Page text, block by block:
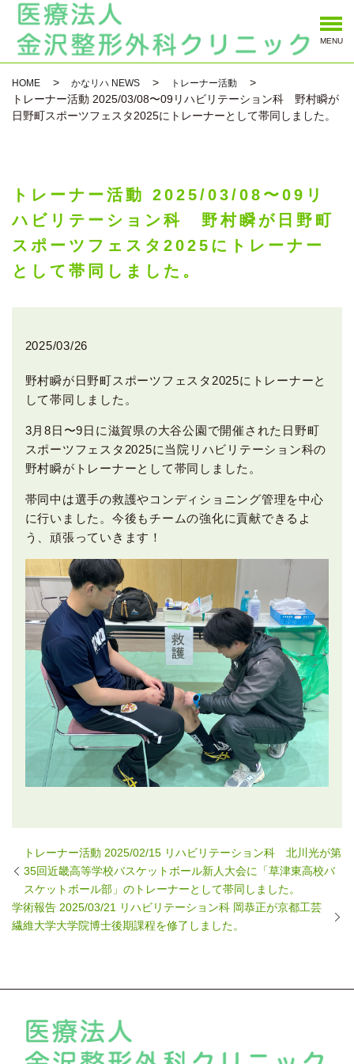
MENU
HOME かなリハ NEWS トレーナー活動
トレーナー活動 2025/03/08〜09リハビリテーション科 野村瞬が
日野町スポーツフェスタ2025にトレーナーとして帯同しました。
トレーナー活動 2025/03/08〜09リ
ハビリテーション科 野村瞬が日野町
スポーツフェスタ2025にトレーナー
として帯同しました。
2025/03/26
野村瞬が日野町スポーツフェスタ2025にトレーナーと
して帯同しました。
3月8日〜9日に滋賀県の大谷公園で開催された日野町
スポーツフェスタ2025に当院リハビリテーション科の
野村瞬がトレーナーとして帯同しました。
帯同中は選手の救護やコンディショニング管理を中心
に行いました。今後もチームの強化に貢献できるよ
う、頑張っていきます！
トレーナー活動 2025/02/15 リハビリテーション科 北川光が第
35回近畿高等学校バスケットボール新人大会に「草津東高校バ
スケットボール部」のトレーナーとして帯同しました。
学術報告 2025/03/21 リハビリテーション科 岡恭正が京都工芸
繊維大学大学院博士後期課程を修了しました。